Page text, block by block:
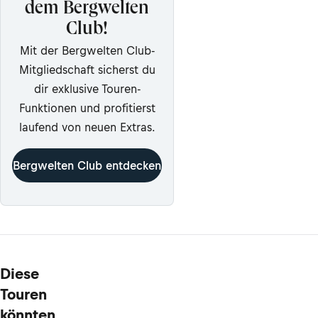
dem Bergwelten
Club!
Mit der Bergwelten Club-
Mitgliedschaft sicherst du
dir exklusive Touren-
Funktionen und profitierst
laufend von neuen Extras.
Bergwelten Club entdecken
Diese
Touren